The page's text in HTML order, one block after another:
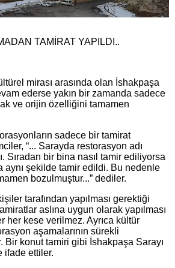
TAMİRAT YAPILDI..
mirası arasında olan İshakpaşa
ederse yakın bir zamanda sadece
ve orijin özelliğini tamamen
sadece bir tamirat
“... Sarayda restorasyon adı
Sıradan bir bina nasıl tamir ediliyorsa
aynı şekilde tamir edildi. Bu nedenle
bozulmuştur...” dediler.
tarafından yapılması gerektiği
aslına uygun olarak yapılması
her kese verilmez. Ayrıca kültür
aşamalarının sürekli
Bir konut tamiri gibi İshakpaşa Sarayı
ifade ettiler.